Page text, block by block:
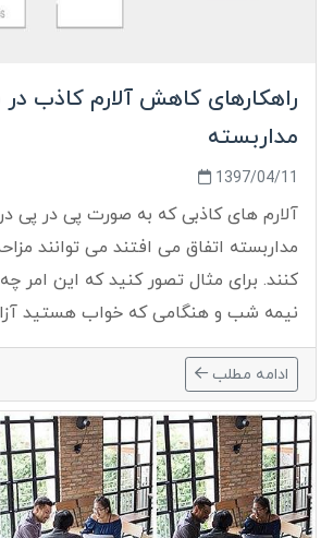
راهکارهای کاهش آلارم کاذب
مداربسته
1397/04/11
آلارم های کاذبی که به صورت پی در
مداربسته اتفاق می افتند می توانند
کنند. برای مثال تصور کنید که این امر
نیمه شب و هنگامی که خواب هستید
ادامه مطلب